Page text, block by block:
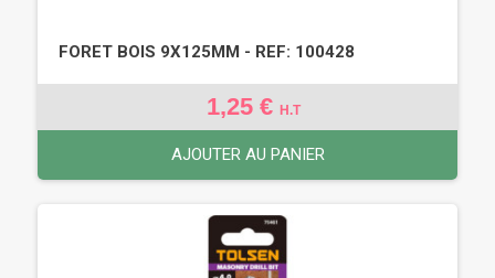
FORET BOIS 9X125MM - REF: 100428
1,25 € H.T
AJOUTER AU PANIER